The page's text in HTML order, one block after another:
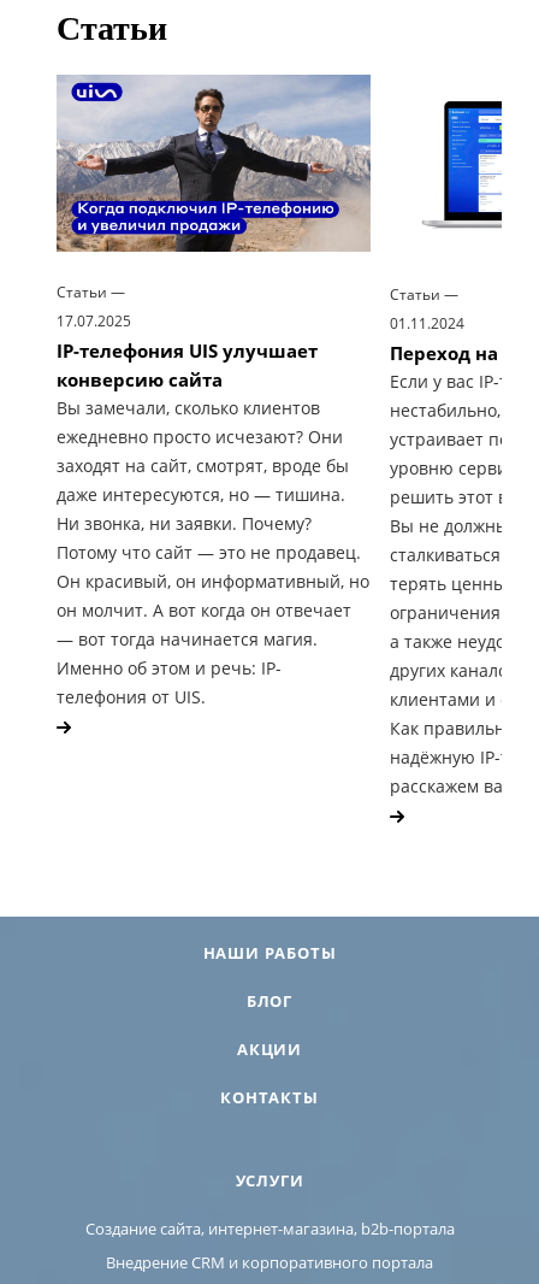
Статьи
Статьи —
17.07.2025
IP-телефония UIS улучшает
конверсию сайта
Вы замечали, сколько клиентов
ежедневно просто исчезают? Они
заходят на сайт, смотрят, вроде бы
даже интересуются, но — тишина.
Ни звонка, ни заявки. Почему?
Потому что сайт — это не продавец.
Он красивый, он информативный, но
он молчит. А вот когда он отвечает
— вот тогда начинается магия.
Именно об этом и речь: IP-
телефония от UIS.
Статьи —
01.11.2024
Переход на
Если у вас IP-
нестабильно, а
устраивает по
уровню сервиса,
решить этот
Вы не должны
сталкиваться с
терять ценные
ограничения по
а также
других каналов
клиентами и
Как правильно
надёжную IP-
расскажем вам в
НАШИ РАБОТЫ
БЛОГ
АКЦИИ
КОНТАКТЫ
УСЛУГИ
Создание сайта, интернет-магазина, b2b-портала
Внедрение CRM и корпоративного портала